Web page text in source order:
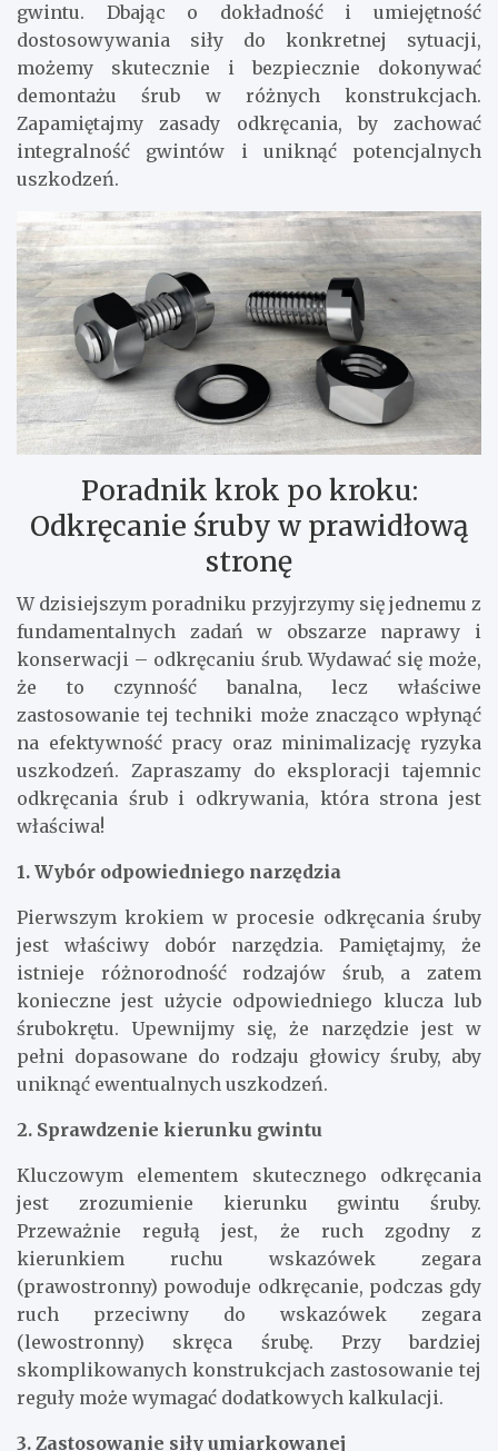
gwintu. Dbając o dokładność i umiejętność
dostosowywania siły do konkretnej sytuacji,
możemy skutecznie i bezpiecznie dokonywać
demontażu śrub w różnych konstrukcjach.
Zapamiętajmy zasady odkręcania, by zachować
integralność gwintów i uniknąć potencjalnych
uszkodzeń.
Poradnik krok po kroku:
Odkręcanie śruby w prawidłową
stronę
W dzisiejszym poradniku przyjrzymy się jednemu z
fundamentalnych zadań w obszarze naprawy i
konserwacji – odkręcaniu śrub. Wydawać się może,
że to czynność banalna, lecz właściwe
zastosowanie tej techniki może znacząco wpłynąć
na efektywność pracy oraz minimalizację ryzyka
uszkodzeń. Zapraszamy do eksploracji tajemnic
odkręcania śrub i odkrywania, która strona jest
właściwa!
1. Wybór odpowiedniego narzędzia
Pierwszym krokiem w procesie odkręcania śruby
jest właściwy dobór narzędzia. Pamiętajmy, że
istnieje różnorodność rodzajów śrub, a zatem
konieczne jest użycie odpowiedniego klucza lub
śrubokrętu. Upewnijmy się, że narzędzie jest w
pełni dopasowane do rodzaju głowicy śruby, aby
uniknąć ewentualnych uszkodzeń.
2. Sprawdzenie kierunku gwintu
Kluczowym elementem skutecznego odkręcania
jest zrozumienie kierunku gwintu śruby.
Przeważnie regułą jest, że ruch zgodny z
kierunkiem ruchu wskazówek zegara
(prawostronny) powoduje odkręcanie, podczas gdy
ruch przeciwny do wskazówek zegara
(lewostronny) skręca śrubę. Przy bardziej
skomplikowanych konstrukcjach zastosowanie tej
reguły może wymagać dodatkowych kalkulacji.
3. Zastosowanie siły umiarkowanej